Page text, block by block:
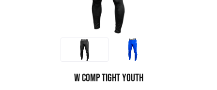
W Comp Tight Youth